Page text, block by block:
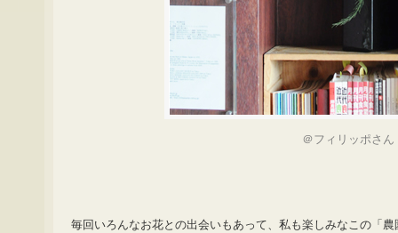
＠フィリッポさん
毎回いろんなお花との出会いもあって、私も楽しみなこの「